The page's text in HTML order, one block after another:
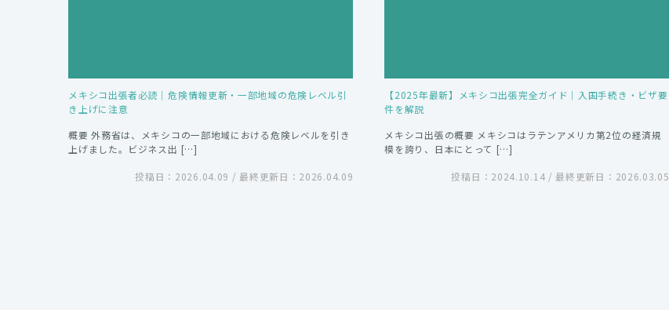
メキシコ出張者必読｜危険情報更新・一部地域の危険レベル引
き上げに注意
概要 外務省は、メキシコの一部地域における危険レベルを引き
上げました。ビジネス出 […]
投稿日：2026.04.09 / 最終更新日：2026.04.09
【2025年最新】メキシコ出張完全ガイド｜入国手続き・ビザ要
件を解説
メキシコ出張の概要 メキシコはラテンアメリカ第2位の経済規
模を誇り、日本にとって […]
投稿日：2024.10.14 / 最終更新日：2026.03.05